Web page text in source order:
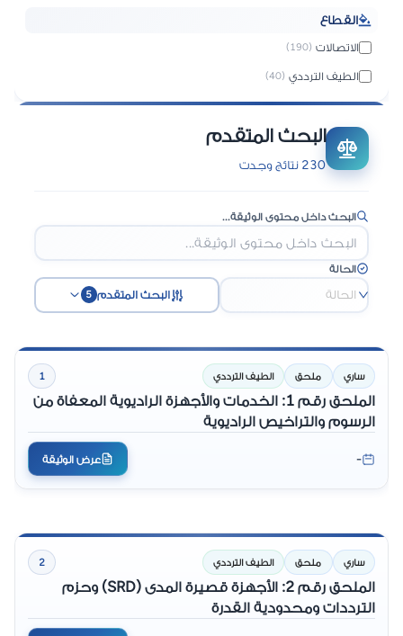
القطاع
الاتصالات (190)
الطيف الترددي (40)
البحث المتقدم
230 نتائج وجدت
الحالة
الحالة
البحث داخل محتوى الوثيقة...
البحث المتقدم 5
ساري ملحق الطيف الترددي 1
الملحق رقم 1: الخدمات والأجهزة الراديوية المعفاة من
الرسوم والتراخيص الراديوية
- عرض الوثيقة
ساري ملحق الطيف الترددي 2
الملحق رقم 2: الأجهزة قصيرة المدى (SRD) وحزم
الترددات ومحدودية القدرة